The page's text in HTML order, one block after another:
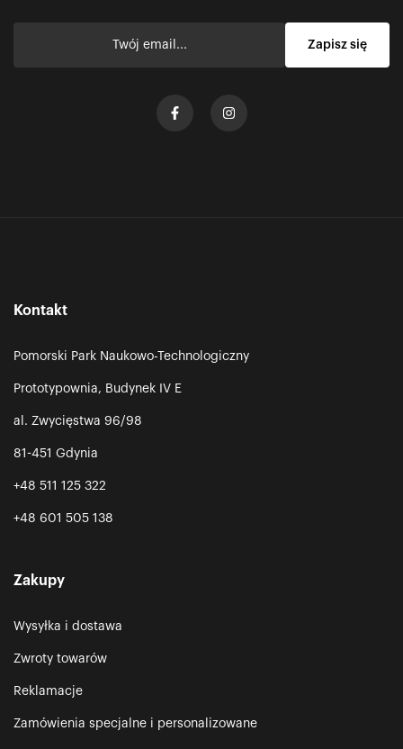
Kontakt
Pomorski Park Naukowo-Technologiczny
Prototypownia, Budynek IV E
al. Zwycięstwa 96/98
81-451 Gdynia
+48 511 125 322
+48 601 505 138
Zakupy
Wysyłka i dostawa
Zwroty towarów
Reklamacje
Zamówienia specjalne i personalizowane